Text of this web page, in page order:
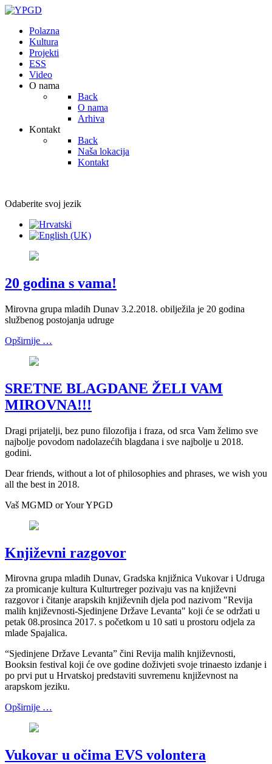
Polazna
Kultura
Projekti
ESS
Video
O nama
Back
O nama
Arhiva
Kontakt
Back
Naša lokacija
Kontakt
Odaberite svoj jezik
20 godina s vama!
Mirovna grupa mladih Dunav 3.2.2018. obilježila je 20 godina
službenog postojanja udruge
Opširnije …
SRETNE BLAGDANE ŽELI VAM
MIROVNA!!!
Dragi prijatelji, bez puno filozofija i fraza, od srca Vam želimo sve
najbolje povodom nadolazećih blagdana i sve najbolje u 2018.
godini.
Dear friends, without a lot of philosophies and phrases, we wish you
all the best in 2018.
Vaš MGMD or Your YPGD
Književni razgovor
Mirovna grupa mladih Dunav, Gradska knjižnica Vukovar i Udruga
za promicanje kultura Kulturtreger pozivaju vas na književni
razgovor i čitanje arapskih književnih djela pod nazivom "Revija
malih književnosti-Sjedinjene Države Levanta" koji će se održati u
petak 08.prosinca 2017. s početkom u 10 sati u prostoru odjela za
mlade Spajalica.
“Sjedinjene Države Levanta” čini Revija malih književnosti,
Booksin festival koji će ove godine doživjeti svoje trinaesto izdanje i
po prvi put u Hrvatskoj predstaviti suvremenu književnost na
arapskom jeziku.
Opširnije …
Vukovar u očima EVS volontera